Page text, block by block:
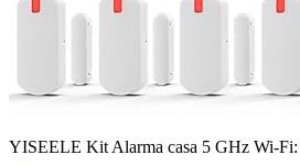
YISEELE Kit Alarma casa 5 GHz Wi-Fi: